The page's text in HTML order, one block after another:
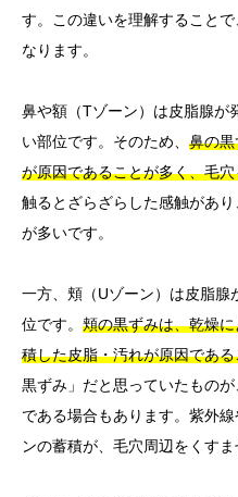
す。この違いを理解すること
なります。
鼻や額（Tゾーン）は皮脂腺が
い部位です。そのため、 鼻の
が原因であることが多く、毛
触るとざらざらした感触があ
が多いです。
一方、頬（Uゾーン）は皮脂
位です。 頬の黒ずみは、乾燥
積した皮脂・汚れが原因であ
黒ずみ」だと思っていたもの
である場合もあります。紫外
ンの蓄積が、毛穴周辺をくす